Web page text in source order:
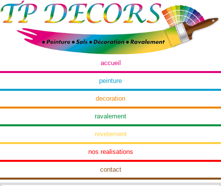
01 48 81 66 08
01 48 81 68 24
sarl-tp-decors@wanadoo.fr
accueil
peinture
decoration
ravalement
revetement
nos realisations
contact